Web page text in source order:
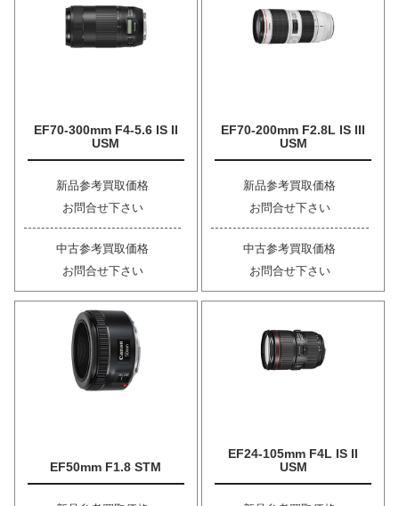
EF70-300mm F4-5.6 IS II
USM
新品参考買取価格
お問合せ下さい
中古参考買取価格
お問合せ下さい
EF70-200mm F2.8L IS III
USM
新品参考買取価格
お問合せ下さい
中古参考買取価格
お問合せ下さい
EF50mm F1.8 STM
EF24-105mm F4L IS II
USM